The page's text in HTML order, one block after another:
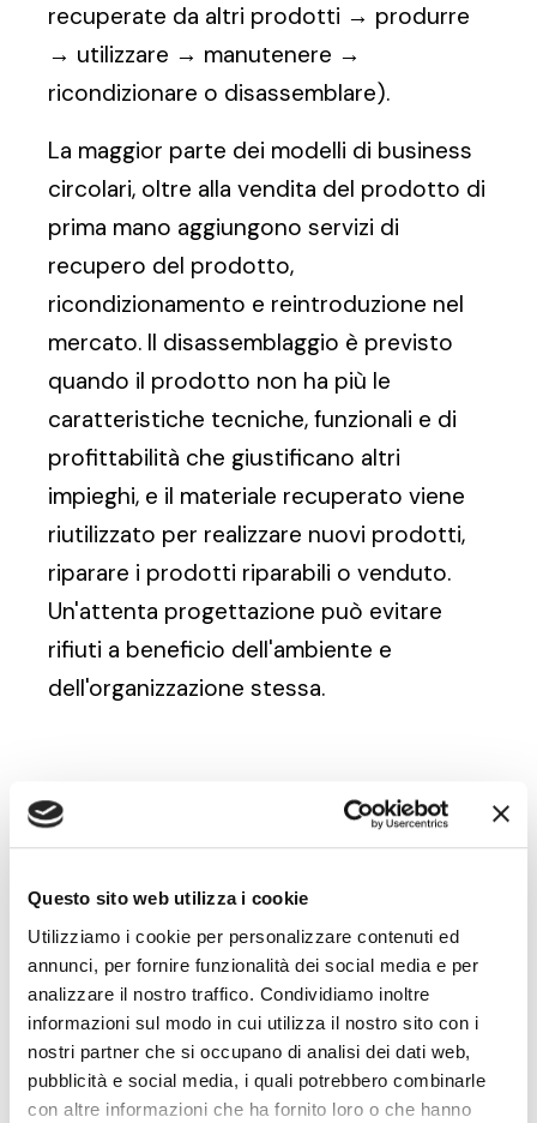
Questo sito web utilizza i cookie
Utilizziamo i cookie per personalizzare contenuti ed
annunci, per fornire funzionalità dei social media e per
analizzare il nostro traffico. Condividiamo inoltre
informazioni sul modo in cui utilizza il nostro sito con i
nostri partner che si occupano di analisi dei dati web,
pubblicità e social media, i quali potrebbero combinarle
con altre informazioni che ha fornito loro o che hanno
recuperate da altri prodotti → produrre
→ utilizzare → manutenere →
ricondizionare o disassemblare).
La maggior parte dei modelli di business
circolari, oltre alla vendita del prodotto di
prima mano aggiungono servizi di
recupero del prodotto,
ricondizionamento e reintroduzione nel
mercato. Il disassemblaggio è previsto
quando il prodotto non ha più le
caratteristiche tecniche, funzionali e di
profittabilità che giustificano altri
impieghi, e il materiale recuperato viene
riutilizzato per realizzare nuovi prodotti,
riparare i prodotti riparabili o venduto.
Un'attenta progettazione può evitare
rifiuti a beneficio dell'ambiente e
dell'organizzazione stessa.
Scopri altri termini:
Scopo aziendale (purpose)
Capacità di innovazione (innovation
capability)